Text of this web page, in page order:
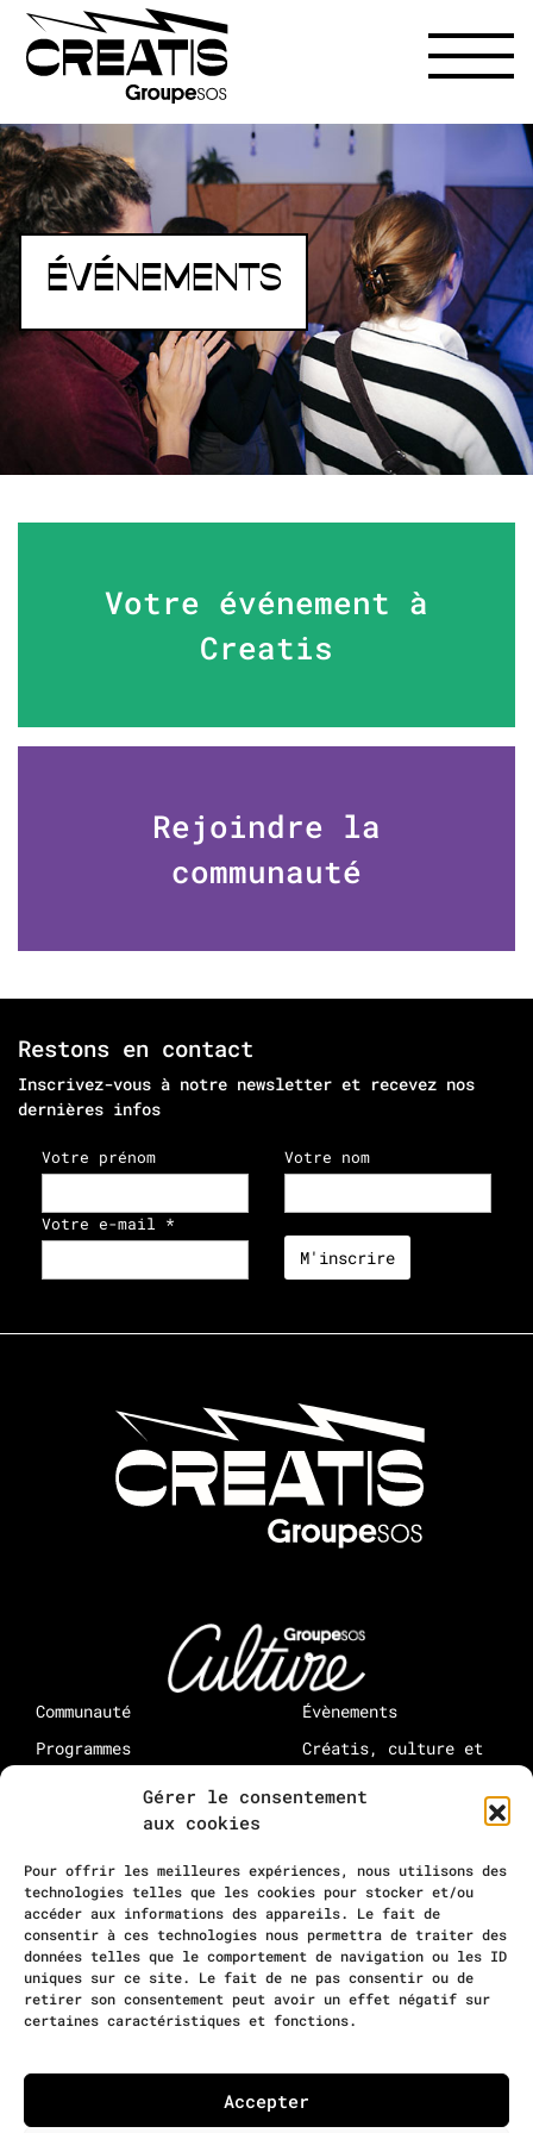
Gérer le consentement
aux cookies
Pour offrir les meilleures expériences, nous utilisons des
technologies telles que les cookies pour stocker et/ou
accéder aux informations des appareils. Le fait de
consentir à ces technologies nous permettra de traiter des
données telles que le comportement de navigation ou les ID
uniques sur ce site. Le fait de ne pas consentir ou de
retirer son consentement peut avoir un effet négatif sur
certaines caractéristiques et fonctions.
Accepter
ÉVÉNEMENTS
Votre événement à
Creatis
Rejoindre la
communauté
Restons en contact
Inscrivez-vous à notre newsletter et recevez nos
dernières infos
Votre prénom Votre nom
Votre e-mail *
Communauté
Programmes
Rejoindre Creatis
Évènements
Créatis, culture et
médias : à propos
Rejoindre la
10-12 rue Maurice Grimaud
75018 Paris
contact@residencecreatis.fr
Politique de confidentialité